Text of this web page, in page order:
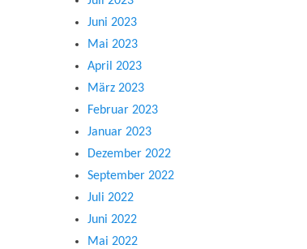
Juni 2023
Mai 2023
April 2023
März 2023
Februar 2023
Januar 2023
Dezember 2022
September 2022
Juli 2022
Juni 2022
Mai 2022